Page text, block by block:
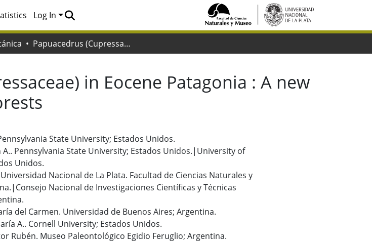
Log In
Papuacedrus (Cupressaceae) in Eocene Patagonia : A new fossil link to Australasian rainforests
in Eocene Patagonia : A new
State University; Estados Unidos.
A.. Pennsylvania State University; Estados Unidos.|University of
Unidos.
Nacional de La Plata. Facultad de Ciencias Naturales y
Nacional de Investigaciones Científicas y Técnicas
del Carmen. Universidad de Buenos Aires; Argentina.
A.. Cornell University; Estados Unidos.
Rubén. Museo Paleontológico Egidio Feruglio; Argentina.